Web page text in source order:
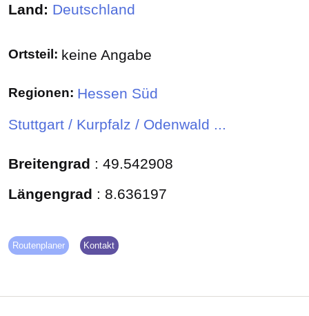
Land: Deutschland
Ortsteil: keine Angabe
Regionen: Hessen Süd
Stuttgart / Kurpfalz / Odenwald ...
Breitengrad : 49.542908
Längengrad : 8.636197
Routenplaner Kontakt